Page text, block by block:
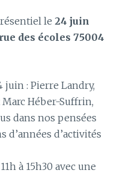
le24 juin
des écoles 75004
juin : Pierre Landry,
Marc Héber-Suffrin,
dans nos pensées
d’années d’activités
à 15h30 avec une